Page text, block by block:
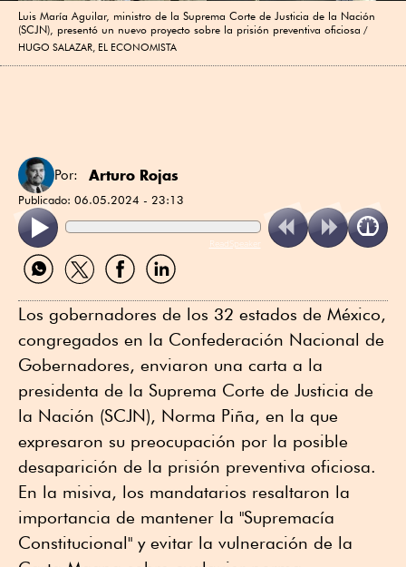
Luis María Aguilar, ministro de la Suprema Corte de Justicia de la Nación
(SCJN), presentó un nuevo proyecto sobre la prisión preventiva oficiosa
HUGO SALAZAR, EL ECONOMISTA
Por: Arturo Rojas
Publicado: 06.05.2024 - 23:13
ReadSpeaker
Compartir
por
Compartir
por
Compartir
por
Compartir
por
Los gobernadores de los 32 estados de México,
congregados en la Confederación Nacional de
Gobernadores, enviaron una carta a la
presidenta de la Suprema Corte de Justicia de
la Nación (SCJN), Norma Piña, en la que
expresaron su preocupación por la posible
desaparición de la prisión preventiva oficiosa.
En la misiva, los mandatarios resaltaron la
importancia de mantener la "Supremacía
Constitucional" y evitar la vulneración de la